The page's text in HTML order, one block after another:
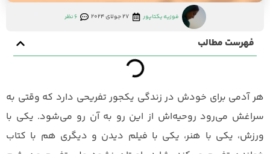
فوزیه یکتاپور 27 جولای 2024 6 نظر
فهرست مطالب
هر آدمی برای خودش در زندگی یکجور تفریحی دارد که وقتی به
سراغش می‌رود روحیه‌اش از این رو به آن رو می‌شود. یکی با
ورزش، یکی با هنر، یکی با فیلم دیدن و دیگری هم با کتاب